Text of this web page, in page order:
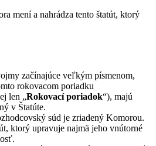
mení a nahrádza tento štatút, ktorý
začínajúce veľkým písmenom,
rokovacom poriadku
len „Rokovací poriadok“), majú
v Štatúte.
súd je zriadený Komorou.
ktorý upravuje najmä jeho vnútorné